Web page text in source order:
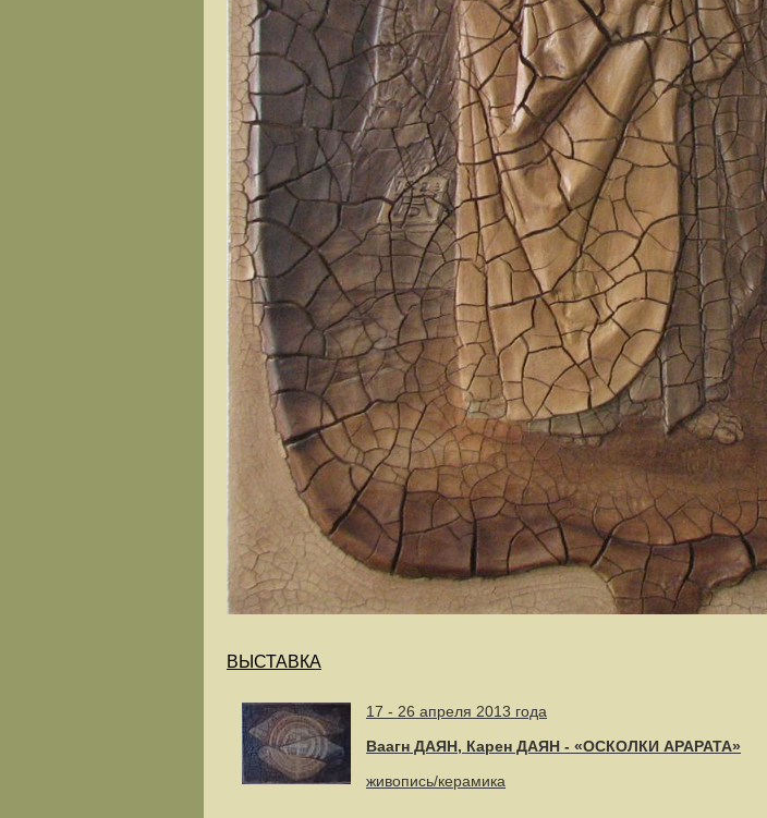
ВЫСТАВКА
17 - 26 апреля 2013 года
Ваагн ДАЯН, Карен ДАЯН - «ОСКОЛКИ АРАРАТА»
живопись/керамика